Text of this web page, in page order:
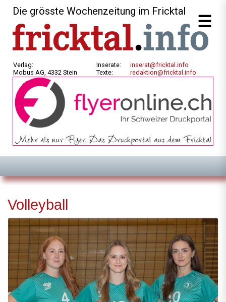
Die grösste Wochenzeitung im Fricktal
Verlag:
Mobus AG, 4332 Stein
Inserate:
Texte:
inserat@fricktal.info
redaktion@fricktal.info
Volleyball